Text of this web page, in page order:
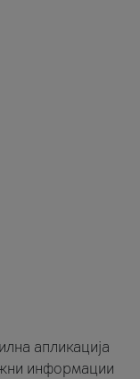
апликација
информации